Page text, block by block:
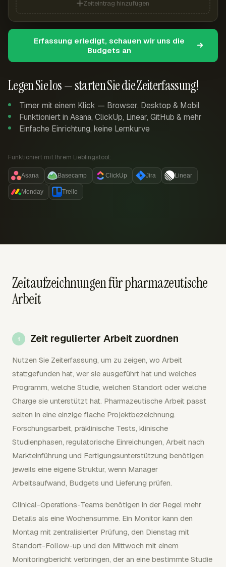
Legen Sie los — starten Sie die Zeiterfassung!
Timer mit einem Klick — Browser, Desktop & Mobil
Funktioniert in Asana, ClickUp, Linear, GitHub & mehr
Einfache Einrichtung, keine Lernkurve
Funktioniert mit Ihrem Lieblingstool:
Asana Basecamp ClickUp Jira Linear
Monday Trello
Zeiteintrag hinzufügen
Erfassung erledigt, schauen wir uns die
Budgets an
Zeitaufzeichnungen für pharmazeutische
Arbeit
Zeit regulierter Arbeit zuordnen
Nutzen Sie Zeiterfassung, um zu zeigen, wo Arbeit
stattgefunden hat, wer sie ausgeführt hat und welches
Programm, welche Studie, welchen Standort oder welche
Charge sie unterstützt hat. Pharmazeutische Arbeit passt
selten in eine einzige flache Projektbezeichnung.
Forschungsarbeit, präklinische Tests, klinische
Studienphasen, regulatorische Einreichungen, Arbeit nach
Markteinführung und Fertigungsunterstützung benötigen
jeweils eine eigene Struktur, wenn Manager
Arbeitsaufwand, Budgets und Lieferung prüfen.
Clinical-Operations-Teams benötigen in der Regel mehr
Details als eine Wochensumme. Ein Monitor kann den
Montag mit zentralisierter Prüfung, den Dienstag mit
Standort-Follow-up und den Mittwoch mit einem
Monitoringbericht verbringen, der an eine bestimmte Studie